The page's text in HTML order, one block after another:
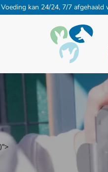
Voeding kan 24/24, 7/7 afgehaald
)">